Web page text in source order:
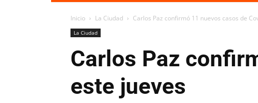
Inicio La Ciudad Carlos Paz confirmó 11 nuevos casos de
La Ciudad
Carlos Paz
este jueves